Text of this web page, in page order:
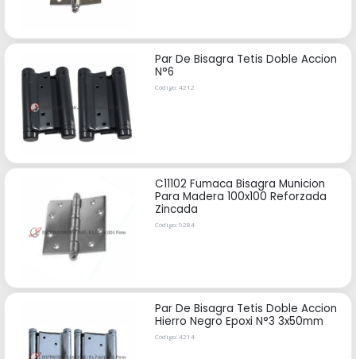
Par De Bisagra Tetis Doble Accion
N°6
Código: 4212
C11102 Fumaca Bisagra Municion
Para Madera 100x100 Reforzada
Zincada
Código: 9284
Par De Bisagra Tetis Doble Accion
Hierro Negro Epoxi N°3 3x50mm
Código: 4214